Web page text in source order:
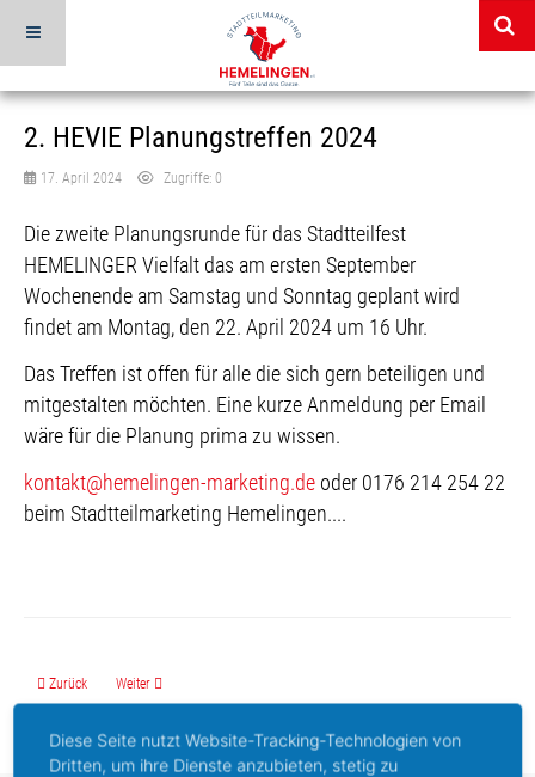
2. HEVIE Planungstreffen 2024
17. April 2024 Zugriffe: 0
Die zweite Planungsrunde für das Stadtteilfest
HEMELINGER Vielfalt das am ersten September
Wochenende am Samstag und Sonntag geplant wird
findet am Montag, den 22. April 2024 um 16 Uhr.
Das Treffen ist offen für alle die sich gern beteiligen und
mitgestalten möchten. Eine kurze Anmeldung per Email
wäre für die Planung prima zu wissen.
kontakt@hemelingen-marketing.de oder 0176 214 254 22
beim Stadtteilmarketing Hemelingen....
Vorheriger Beitrag: 5. Hemelinger Business Treff
Zurück Nächster Beitrag: Anmeldungen für die HEVIE 2024 sind ab sofort möglich.
Weiter
Diese Seite nutzt Website-Tracking-Technologien von
Dritten, um ihre Dienste anzubieten, stetig zu